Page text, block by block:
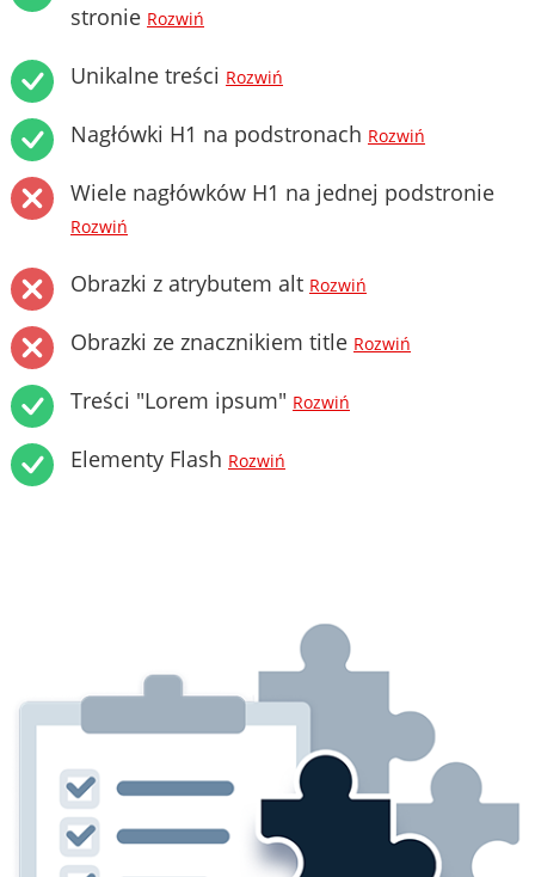
stronie Rozwiń
Unikalne treści Rozwiń
Nagłówki H1 na podstronach Rozwiń
Wiele nagłówków H1 na jednej podstronie
Rozwiń
Obrazki z atrybutem alt Rozwiń
Obrazki ze znacznikiem title Rozwiń
Treści "Lorem ipsum" Rozwiń
Elementy Flash Rozwiń